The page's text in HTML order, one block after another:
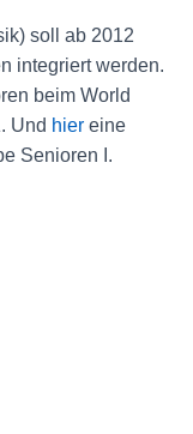
soll ab 2012
integriert werden.
beim World
Und hier eine
Senioren I.